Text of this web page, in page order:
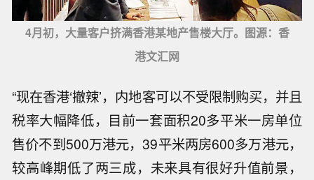
4月初，大量客户挤满香港某地产售楼大厅。图源：香
港文汇网
“现在香港‘撤辣’，内地客可以不受限制购买，并且
税率大幅降低，目前一套面积20多平米一房单位
售价不到500万港元，39平米两房600多万港元，
较高峰期低了两三成，未来具有很好升值前景，